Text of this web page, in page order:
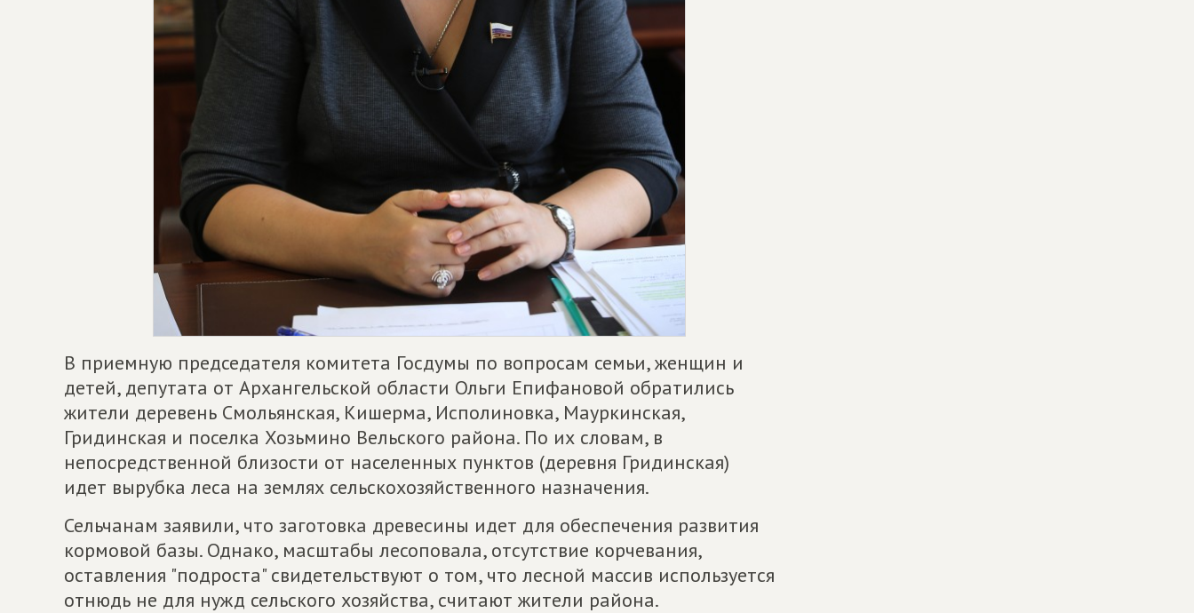
В приемную председателя комитета Госдумы по вопросам семьи, женщин и
детей, депутата от Архангельской области Ольги Епифановой обратились
жители деревень Смольянская, Кишерма, Исполиновка, Мауркинская,
Гридинская и поселка Хозьмино Вельского района. По их словам, в
непосредственной близости от населенных пунктов (деревня Гридинская)
идет вырубка леса на землях сельскохозяйственного назначения.
Сельчанам заявили, что заготовка древесины идет для обеспечения развития
кормовой базы. Однако, масштабы лесоповала, отсутствие корчевания,
оставления "подроста" свидетельствуют о том, что лесной массив используется
отнюдь не для нужд сельского хозяйства, считают жители района.